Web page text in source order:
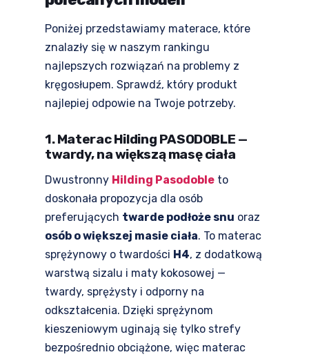
Poniżej przedstawiamy materace, które
znalazły się w naszym rankingu
najlepszych rozwiązań na problemy z
kręgosłupem. Sprawdź, który produkt
najlepiej odpowie na Twoje potrzeby.
1. Materac Hilding PASODOBLE —
twardy, na większą masę ciała
Dwustronny Hilding Pasodoble to
doskonała propozycja dla osób
preferujących twarde podłoże snu oraz
osób o większej masie ciała. To materac
sprężynowy o twardości H4, z dodatkową
warstwą sizalu i maty kokosowej —
twardy, sprężysty i odporny na
odkształcenia. Dzięki sprężynom
kieszeniowym uginają się tylko strefy
bezpośrednio obciążone, więc materac